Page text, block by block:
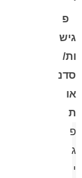
פ
גיש
ות/
סדנ
או
ת
פ
ג
י